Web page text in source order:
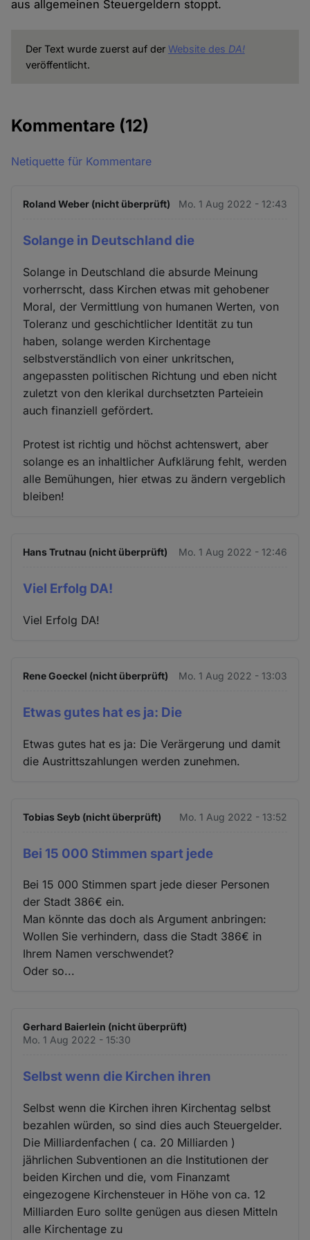
aus allgemeinen Steuergeldern stoppt.
Der Text wurde zuerst auf der Website des DA!
veröffentlicht.
Kommentare (12)
Netiquette für Kommentare
Roland Weber (nicht überprüft) Mo. 1 Aug 2022 - 12:43
Solange in Deutschland die
Solange in Deutschland die absurde Meinung
vorherrscht, dass Kirchen etwas mit gehobener
Moral, der Vermittlung von humanen Werten, von
Toleranz und geschichtlicher Identität zu tun
haben, solange werden Kirchentage
selbstverständlich von einer unkritschen,
angepassten politischen Richtung und eben nicht
zuletzt von den klerikal durchsetzten Parteiein
auch finanziell gefördert.
Protest ist richtig und höchst achtenswert, aber
solange es an inhaltlicher Aufklärung fehlt, werden
alle Bemühungen, hier etwas zu ändern vergeblich
bleiben!
Hans Trutnau (nicht überprüft) Mo. 1 Aug 2022 - 12:46
Viel Erfolg DA!
Viel Erfolg DA!
Rene Goeckel (nicht überprüft) Mo. 1 Aug 2022 - 13:03
Etwas gutes hat es ja: Die
Etwas gutes hat es ja: Die Verärgerung und damit
die Austrittszahlungen werden zunehmen.
Tobias Seyb (nicht überprüft) Mo. 1 Aug 2022 - 13:52
Bei 15 000 Stimmen spart jede
Bei 15 000 Stimmen spart jede dieser Personen
der Stadt 386€ ein.
Man könnte das doch als Argument anbringen:
Wollen Sie verhindern, dass die Stadt 386€ in
Ihrem Namen verschwendet?
Oder so...
Gerhard Baierlein (nicht überprüft)
Mo. 1 Aug 2022 - 15:30
Selbst wenn die Kirchen ihren
Selbst wenn die Kirchen ihren Kirchentag selbst
bezahlen würden, so sind dies auch Steuergelder.
Die Milliardenfachen ( ca. 20 Milliarden )
jährlichen Subventionen an die Institutionen der
beiden Kirchen und die, vom Finanzamt
eingezogene Kirchensteuer in Höhe von ca. 12
Milliarden Euro sollte genügen aus diesen Mitteln
alle Kirchentage zu